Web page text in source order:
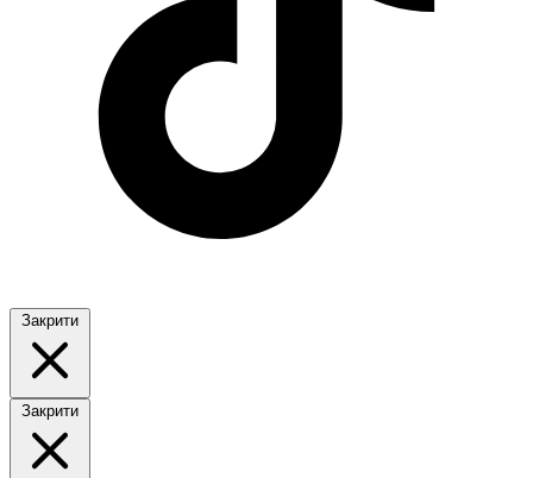
Закрити
Закрити